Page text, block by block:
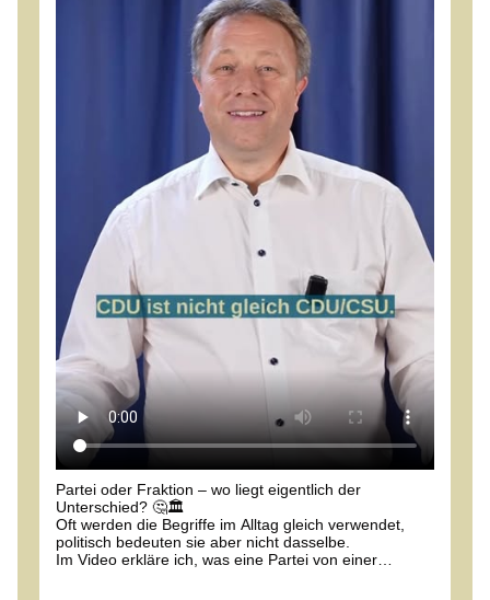
Partei oder Fraktion – wo liegt eigentlich der
Unterschied? 🤔🏛️
Oft werden die Begriffe im Alltag gleich verwendet,
politisch bedeuten sie aber nicht dasselbe.
Im Video erkläre ich, was eine Partei von einer